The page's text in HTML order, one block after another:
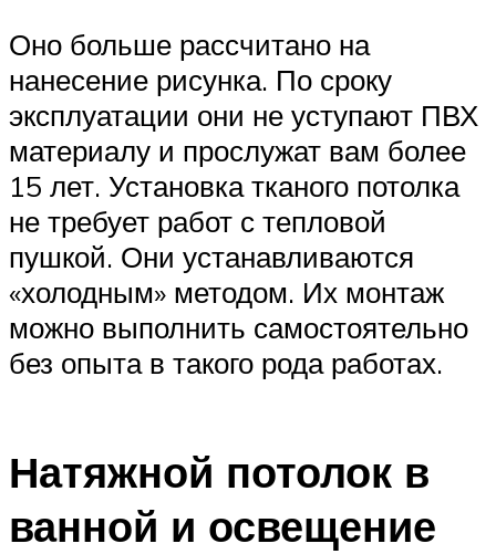
Оно больше рассчитано на
нанесение рисунка. По сроку
эксплуатации они не уступают ПВХ
материалу и прослужат вам более
15 лет. Установка тканого потолка
не требует работ с тепловой
пушкой. Они устанавливаются
«холодным» методом. Их монтаж
можно выполнить самостоятельно
без опыта в такого рода работах.
Натяжной потолок в
ванной и освещение